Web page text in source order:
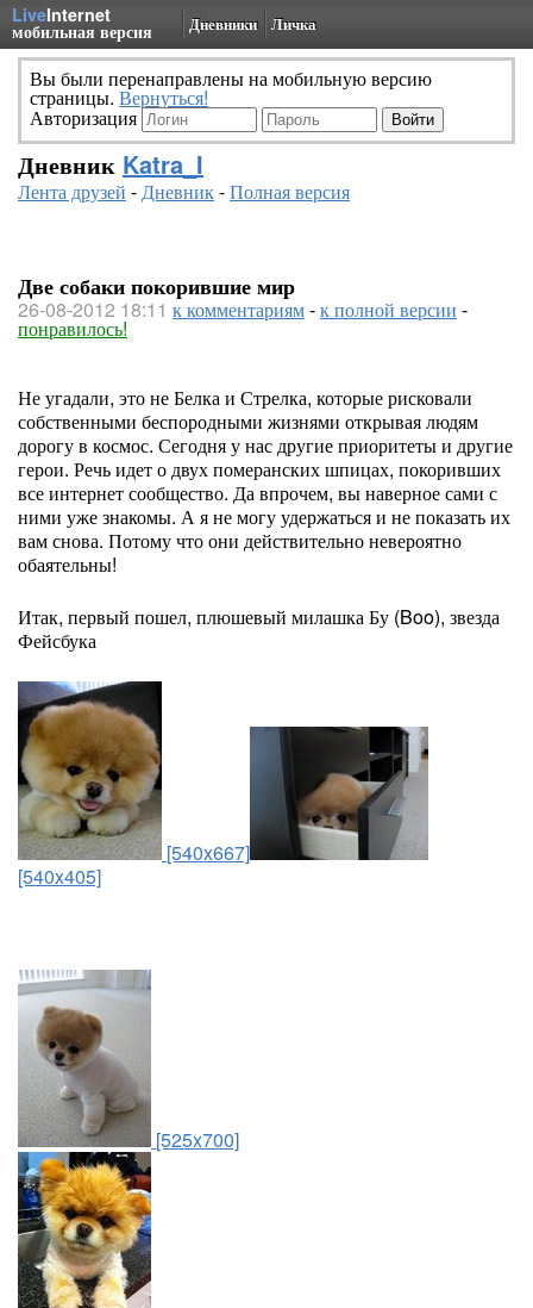
LiveInternet
мобильная версия Дневники Личка
Вы были перенаправлены на мобильную версию
страницы. Вернуться!
Авторизация
Дневник Katra_I
Лента друзей -Дневник-Полная версия
Две собаки покорившие мир
26-08-2012 18:11 к комментариям-к полной версии -
понравилось!
Не угадали, это не Белка и Стрелка, которые рисковали
собственными беспородными жизнями открывая людям
дорогу в космос. Сегодня у нас другие приоритеты и другие
герои. Речь идет о двух померанских шпицах, покоривших
все интернет сообщество. Да впрочем, вы наверное сами с
ними уже знакомы. А я не могу удержаться и не показать их
вам снова. Потому что они действительно невероятно
обаятельны!
Итак, первый пошел, плюшевый милашка Бу (Boo), звезда
Фейсбука
[540x667]
[540x405]
[525x700]